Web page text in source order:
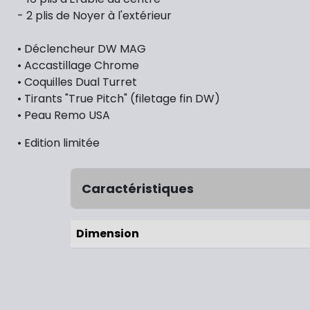
- 2 plis de Noyer à l'extérieur
• Déclencheur DW MAG
• Accastillage Chrome
• Coquilles Dual Turret
• Tirants "True Pitch" (filetage fin DW)
• Peau Remo USA
• Edition limitée
Caractéristiques
Dimension